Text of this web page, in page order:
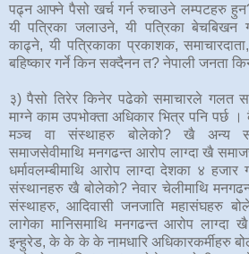
पढ्न आफ्ने पैसो खर्च गर्न रुचाउने लम्पटहरु
यी पत्रिका जलाउने, यी पत्रिका बेचबिखन
काढ्ने, यी पत्रिकाका प्रकाशक,
बहिष्कार गर्ने किन सक्दैनन त? नेपाली जनता
३) पैसो तिरेर किनेर पढेको समाचारले गलत
माग्ने काम उपभोक्ता अधिकार भित्र पनि पर्छ
मञ्च वा संस्थाहरु बोलेको? खै अन्य
समाजसेवीमाथि मनगढन्त आरोप लाग्दा खै
धर्मावलम्बीमाथि आरोप लाग्दा देशका ४ हजार
संस्थानहरु खै बोलेको? नेवार चेलीमाथि
संस्थाहरु, आदिवासी जनजाति महासंघहरु
लागेका मानिसमाथि मनगढन्त आरोप लाग्दा
इन्हुरेड, के के के के नामधारि अधिकारकर्मीहरु